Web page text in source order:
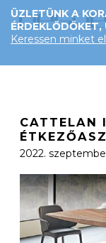
ÜZLETÜNK A
ÉRDEKLŐDŐKET,
Keressen minket
CATTELAN
2022.